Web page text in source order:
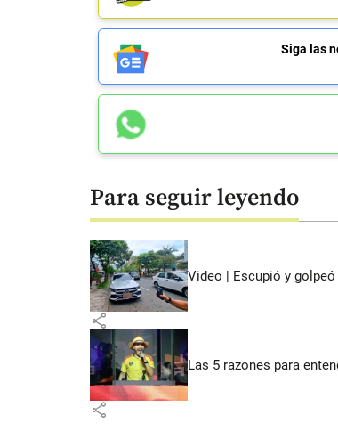
Siga las
Para seguir leyendo
Video | Escupió y
share
Las 5 razones para
share